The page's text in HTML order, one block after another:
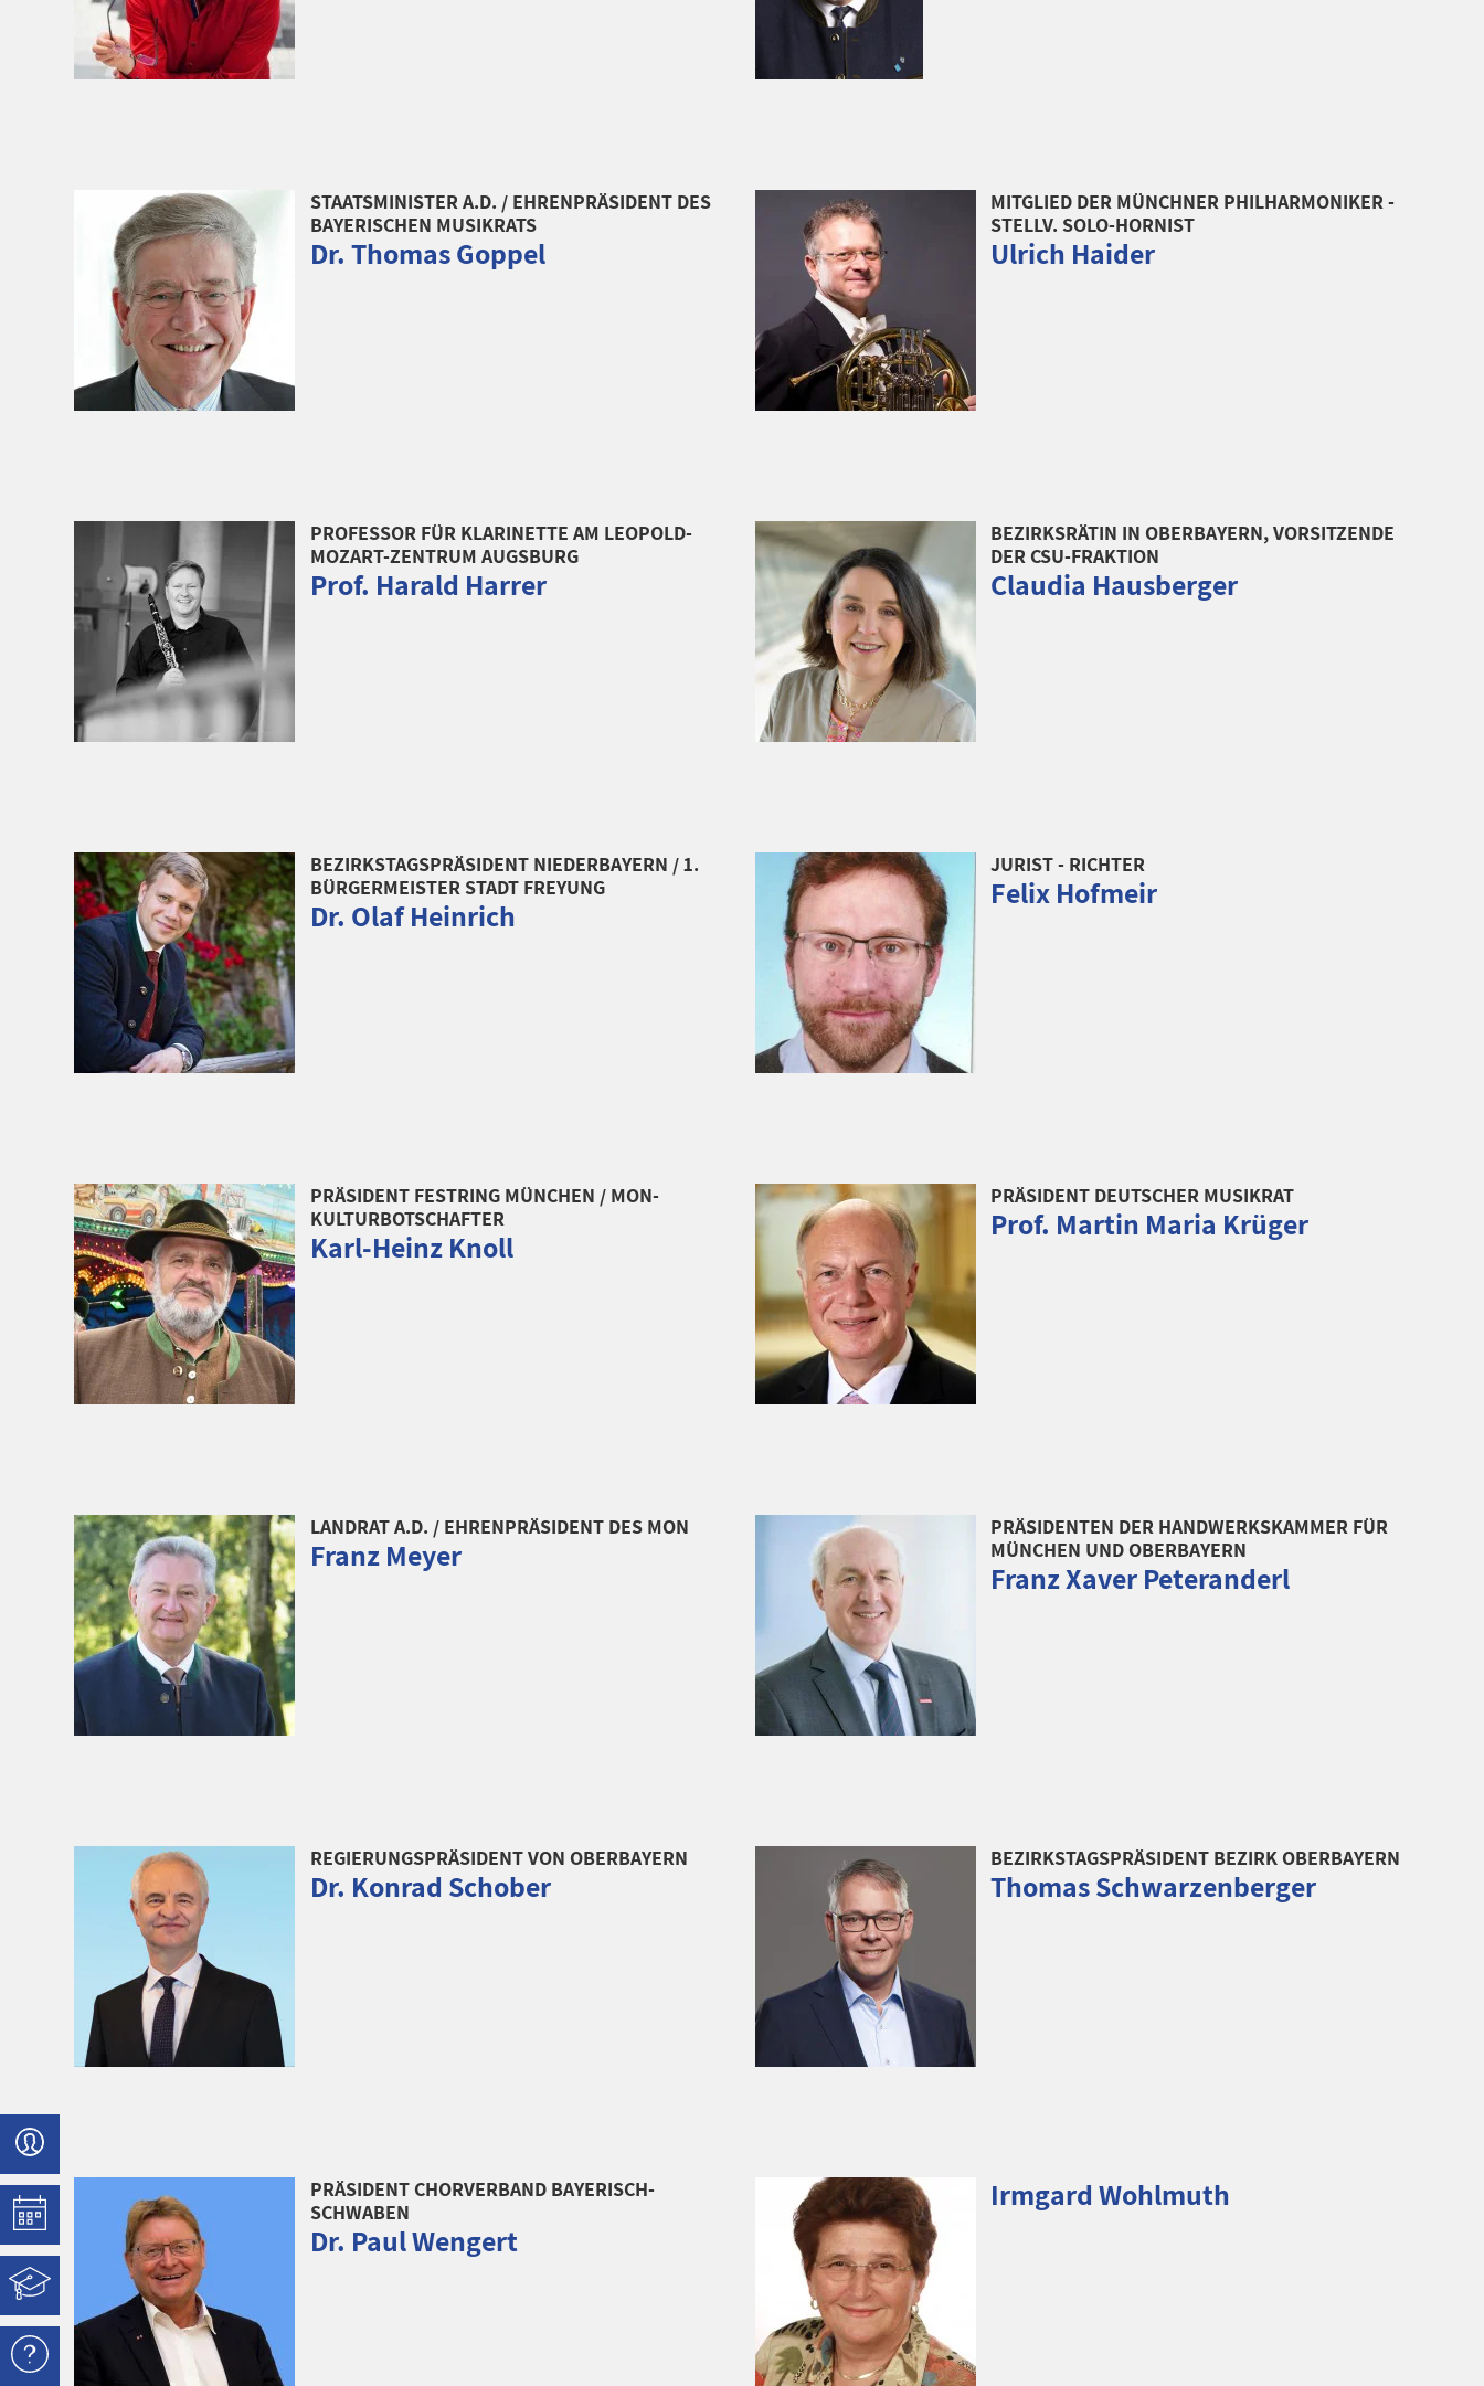
STAATSMINISTER A.D. / EHRENPRÄSIDENT DES
BAYERISCHEN MUSIKRATS
Dr. Thomas Goppel
MITGLIED DER MÜNCHNER PHILHARMONIKER -
STELLV. SOLO-HORNIST
Ulrich Haider
PROFESSOR FÜR KLARINETTE AM LEOPOLD-
MOZART-ZENTRUM AUGSBURG
Prof. Harald Harrer
BEZIRKSRÄTIN IN OBERBAYERN, VORSITZENDE
DER CSU-FRAKTION
Claudia Hausberger
BEZIRKSTAGSPRÄSIDENT NIEDERBAYERN / 1.
BÜRGERMEISTER STADT FREYUNG
Dr. Olaf Heinrich
JURIST - RICHTER
Felix Hofmeir
PRÄSIDENT FESTRING MÜNCHEN / MON-
KULTURBOTSCHAFTER
Karl-Heinz Knoll
PRÄSIDENT DEUTSCHER MUSIKRAT
Prof. Martin Maria Krüger
LANDRAT A.D. / EHRENPRÄSIDENT DES MON
Franz Meyer
PRÄSIDENTEN DER HANDWERKSKAMMER FÜR
MÜNCHEN UND OBERBAYERN
Franz Xaver Peteranderl
REGIERUNGSPRÄSIDENT VON OBERBAYERN
Dr. Konrad Schober
BEZIRKSTAGSPRÄSIDENT BEZIRK OBERBAYERN
Thomas Schwarzenberger
PRÄSIDENT CHORVERBAND BAYERISCH-
SCHWABEN
Dr. Paul Wengert
Irmgard Wohlmuth